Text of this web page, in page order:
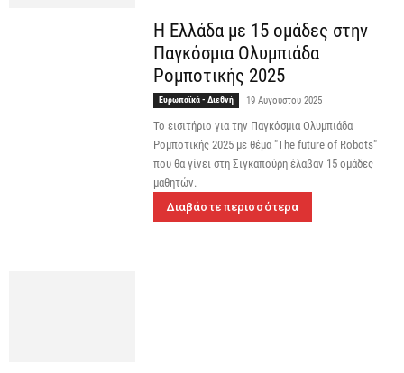
Η Ελλάδα με 15 ομάδες στην
Παγκόσμια Ολυμπιάδα
Ρομποτικής 2025
Ευρωπαϊκά - Διεθνή 19 Αυγούστου 2025
To εισιτήριο για την Παγκόσμια Ολυμπιάδα
Ρομποτικής 2025 με θέμα "The future of Robots"
που θα γίνει στη Σιγκαπούρη έλαβαν 15 ομάδες
μαθητών.
Διαβάστε περισσότερα